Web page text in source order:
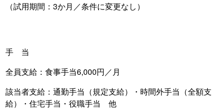
（試用期間：3か月／条件に変更なし）
手 当
全員支給：食事手当6,000円／月
該当者支給：通勤手当（規定支給）・時間外手当（全額支
給）・住宅手当・役職手当 他